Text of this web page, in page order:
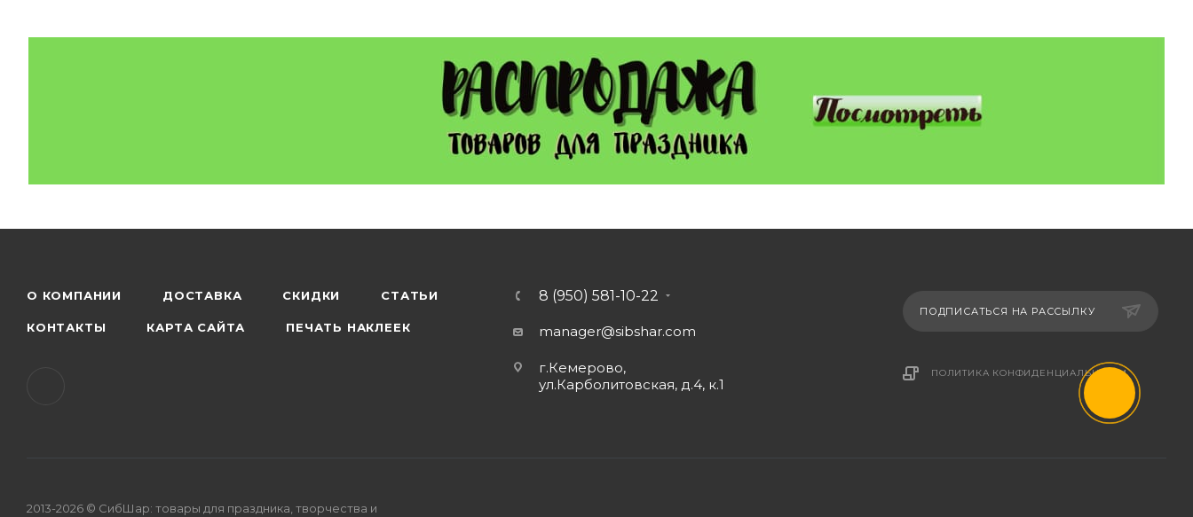
О КОМПАНИИ ДОСТАВКА СКИДКИ СТАТЬИ
КОНТАКТЫ КАРТА САЙТА ПЕЧАТЬ НАКЛЕЕК
8 (950) 581-10-22
manager@sibshar.com
г.Кемерово,
ул.Карболитовская, д.4, к.1
ПОДПИСАТЬСЯ НА РАССЫЛКУ
ПОЛИТИКА КОНФИДЕНЦИАЛЬНОСТИ
2013-2026 © СибШар: товары для праздника, творчества и